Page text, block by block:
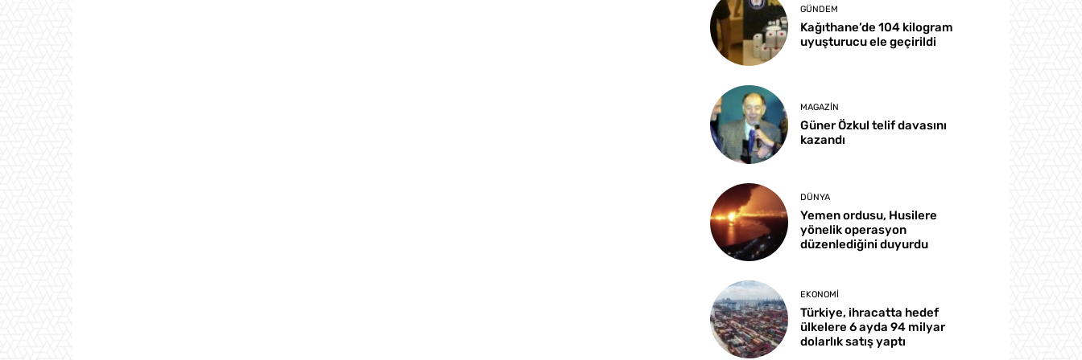
GÜNDEM
Kağıthane’de 104 kilogram
uyuşturucu ele geçirildi
MAGAZIN
Güner Özkul telif davasını
kazandı
DÜNYA
Yemen ordusu, Husilere
yönelik operasyon
düzenlediğini duyurdu
EKONOMI
Türkiye, ihracatta hedef
ülkelere 6 ayda 94 milyar
dolarlık satış yaptı